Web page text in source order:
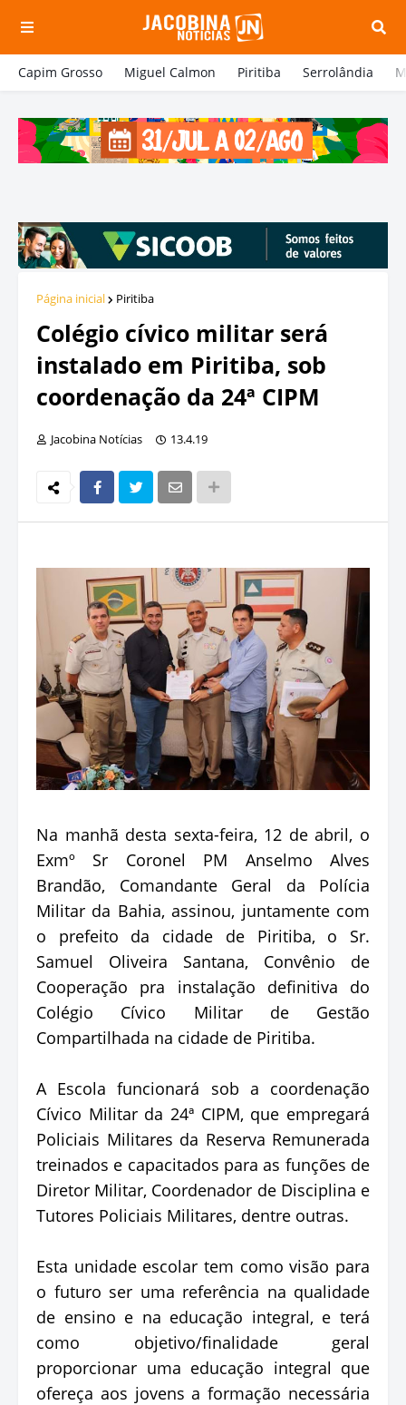
Capim Grosso Miguel Calmon Piritiba Serrolândia
Página inicial Piritiba
Colégio cívico militar será
instalado em Piritiba, sob
coordenação da 24ª CIPM
Jacobina Notícias 13.4.19
Na manhã desta sexta-feira, 12 de abril, o
Exmº Sr Coronel PM Anselmo Alves
Brandão, Comandante Geral da Polícia
Militar da Bahia, assinou, juntamente com
o prefeito da cidade de Piritiba, o Sr.
Samuel Oliveira Santana, Convênio de
Cooperação pra instalação definitiva do
Colégio Cívico Militar de Gestão
Compartilhada na cidade de Piritiba.
A Escola funcionará sob a coordenação
Cívico Militar da 24ª CIPM, que empregará
Policiais Militares da Reserva Remunerada
treinados e capacitados para as funções de
Diretor Militar, Coordenador de Disciplina e
Tutores Policiais Militares, dentre outras.
Esta unidade escolar tem como visão para
o futuro ser uma referência na qualidade
de ensino e na educação integral, e terá
como objetivo/finalidade geral
proporcionar uma educação integral que
ofereça aos jovens a formação necessária